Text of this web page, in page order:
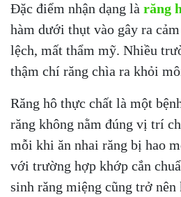
Đặc điểm nhận dạng là răng
hàm dưới thụt vào gây ra
lệch, mất thẩm mỹ. Nhiều
thậm chí răng chìa ra khỏi
Răng hô thực chất là một
răng không nằm đúng vị trí
mỗi khi ăn nhai răng bị hao
với trường hợp khớp cắn
sinh răng miệng cũng trở